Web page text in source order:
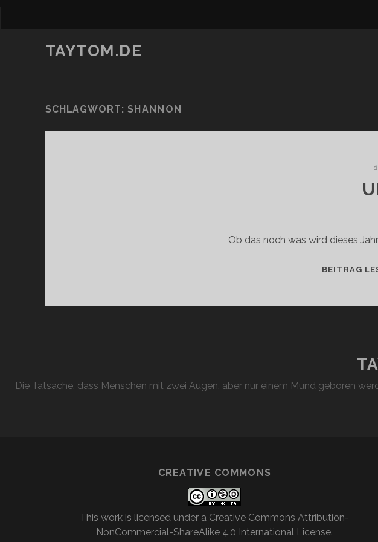
TAYTOM.DE
SCHLAGWORT:SHANNON
Ob das noch was wird dieses
BEITRAG
Die Tatsache, dass Menschen mit zwei Augen, aber nur einem Mund geboren
CREATIVE COMMONS
This work is licensed under a Creative Commons Attribution-
NonCommercial-ShareAlike 4.0 International License.